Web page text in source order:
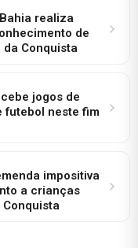
realiza
de
Conquista
jogos de
futebol neste fim
impositiva
a crianças